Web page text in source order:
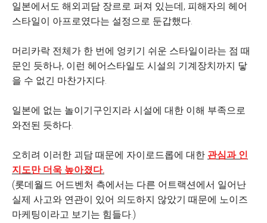
일본에서도 해외괴담 장르로 퍼져 있는데, 피해자의 헤어
스타일이 아프로였다는 설정으로 둔갑했다.
머리카락 전체가 한 번에 엉키기 쉬운 스타일이라는 점 때
문인 듯하나, 이런 헤어스타일도 시설의 기계장치까지 닿
을 수 없긴 마찬가지다.
일본에 없는 놀이기구인지라 시설에 대한 이해 부족으로
와전된 듯하다.
오히려 이러한 괴담 때문에 자이로드롭에 대한 관심과 인
지도만 더욱 높아졌다.
(롯데월드 어드벤처 측에서는 다른 어트랙션에서 일어난
실제 사고와 연관이 있어 의도하지 않았기 때문에 노이즈
마케팅이라고 보기는 힘들다.)